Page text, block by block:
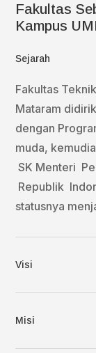
Fakultas
Kampus
Sejarah
Fakultas
Mataram
dengan
muda,
SK Menteri
Republik
statusnya
Visi
Misi